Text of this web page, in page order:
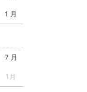
1 月
7 月
1月